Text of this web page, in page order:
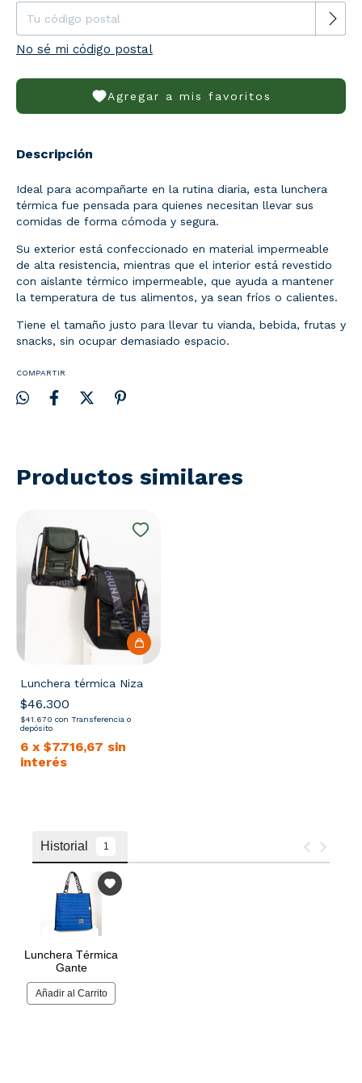
No sé mi código postal
Agregar a mis favoritos
Descripción
Ideal para acompañarte en la rutina diaria, esta lunchera
térmica fue pensada para quienes necesitan llevar sus
comidas de forma cómoda y segura.
Su exterior está confeccionado en material impermeable
de alta resistencia, mientras que el interior está revestido
con aislante térmico impermeable, que ayuda a mantener
la temperatura de tus alimentos, ya sean fríos o calientes.
Tiene el tamaño justo para llevar tu vianda, bebida, frutas y
snacks, sin ocupar demasiado espacio.
COMPARTIR
Productos similares
Lunchera térmica Niza
$46.300
$41.670 con Transferencia o
depósito
6 x $7.716,67 sin
interés